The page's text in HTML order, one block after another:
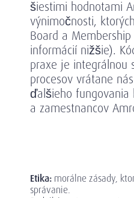
šiestimi hodnotami
výnimočnosti,
Board a
informácií nižšie).
praxe je integrálnou
procesov vrátane
ďalšieho fungovania
a zamestnancov
Etika: morálne zásady,
správanie.